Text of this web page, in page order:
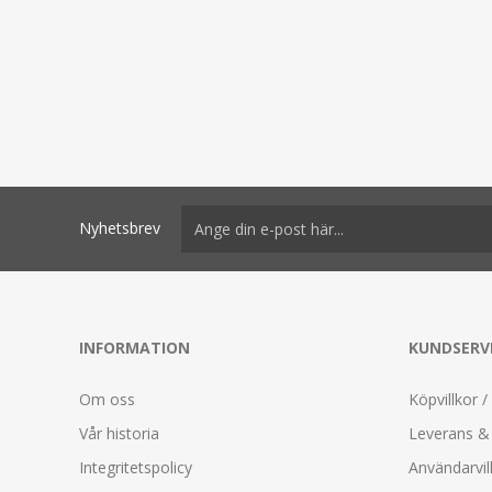
Nyhetsbrev
INFORMATION
Om oss
Vår historia
Integritetspolicy
Köpvillkor
Leverans